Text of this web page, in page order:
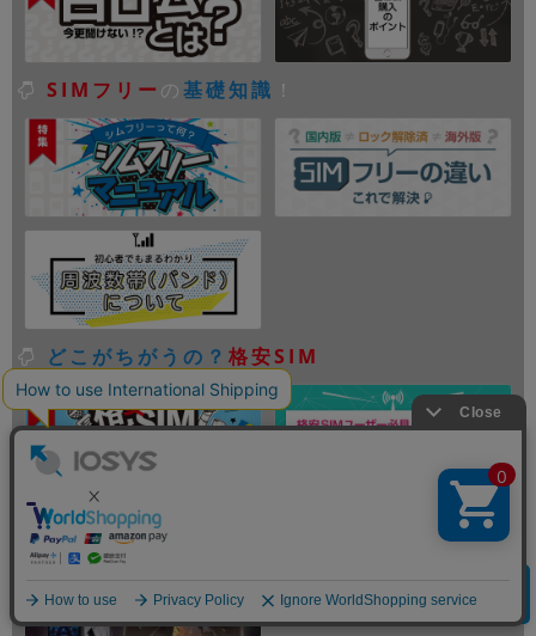
SIMフリー の基礎知識 ！
どこがちがうの？ 格安SIM
eスポーツで
クリア
商品を探す